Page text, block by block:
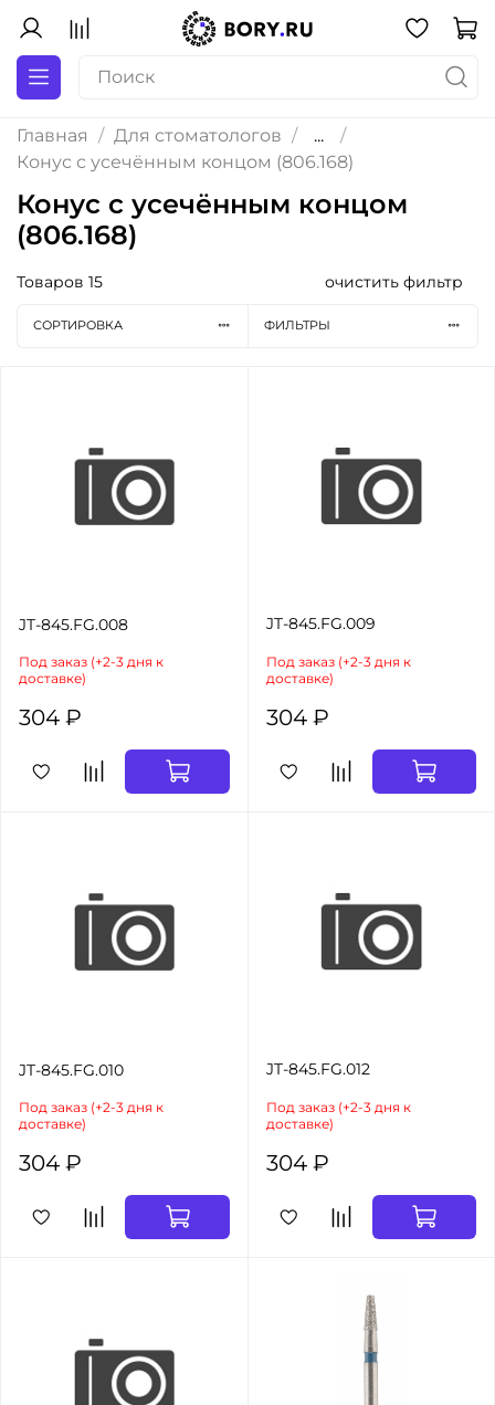
Главная Для стоматологов
...
Конус с усечённым концом (806.168)
Конус с усечённым концом
(806.168)
Товаров 15 очистить фильтр
СОРТИРОВКА ФИЛЬТРЫ
JT-845.FG.008
Под заказ (+2-3 дня к
доставке)
304 ₽
JT-845.FG.009
Под заказ (+2-3 дня к
доставке)
304 ₽
JT-845.FG.010
Под заказ (+2-3 дня к
доставке)
304 ₽
JT-845.FG.012
Под заказ (+2-3 дня к
доставке)
304 ₽